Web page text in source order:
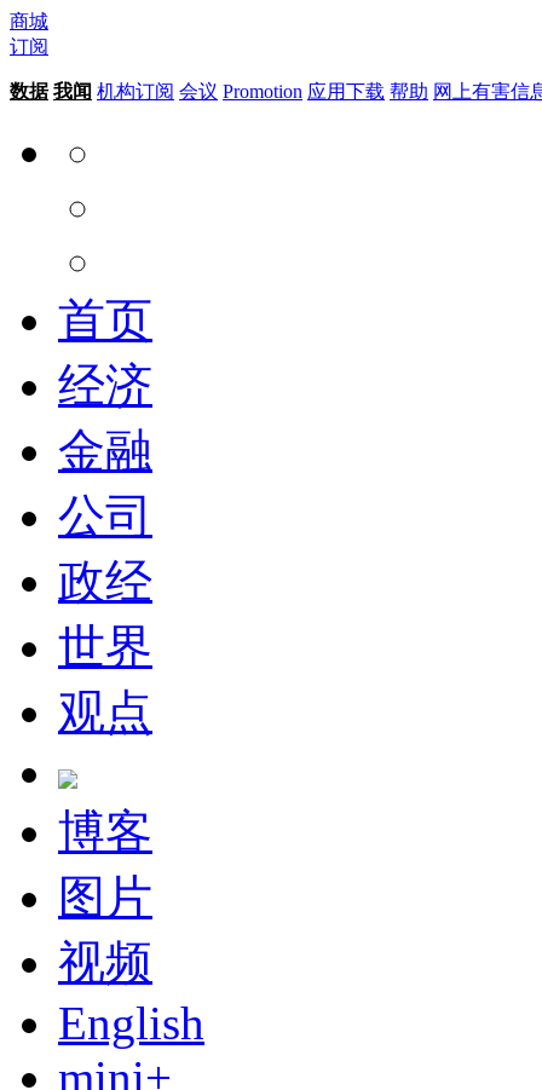
商城
订阅
数据 我闻 机构订阅 会议 Promotion 应用下载 帮助 网上有害信
首页
经济
金融
公司
政经
世界
观点
博客
图片
视频
English
mini+